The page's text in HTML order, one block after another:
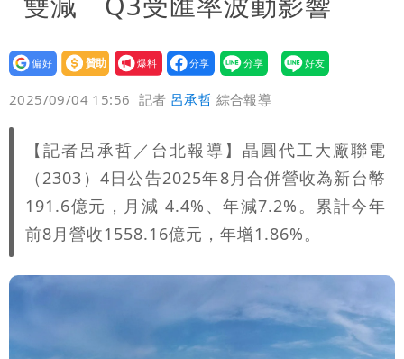
狽
昔痛罵「陳時中擋疫苗」被翻出 黃智賢
戰網友：台灣人靠我活下來
設為
贊助
我要
爆料
2025/09/04 15:56 記者 呂承哲 綜合報導
【記者呂承哲／台北報導】晶圓代工大廠聯電
（2303）4日公告2025年8月合併營收為新台幣
191.6億元，月減 4.4%、年減7.2%。累計今年
前8月營收1558.16億元，年增1.86%。